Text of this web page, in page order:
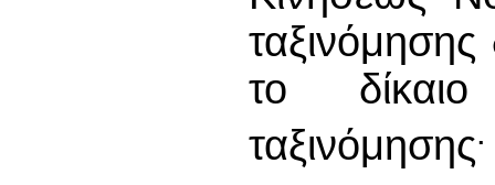
το
ταξινόμησης.